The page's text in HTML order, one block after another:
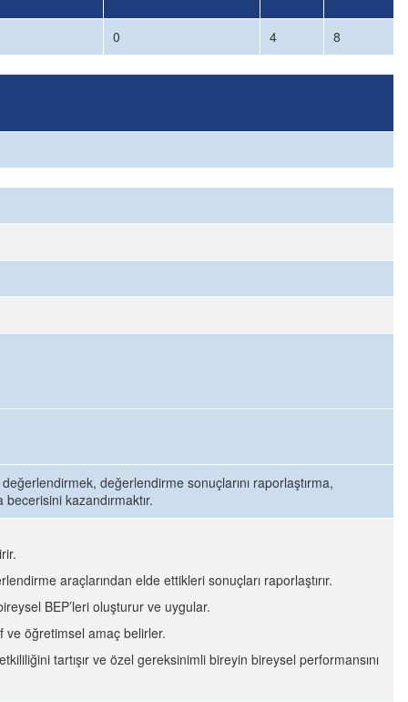
0 4 8
değerlendirme sonuçlarını raporlaştırma,
kazandırmaktır.
araçlarından elde ettikleri sonuçları raporlaştırır.
BEP’leri oluşturur ve uygular.
ve öğretimsel amaç belirler.
tartışır ve özel gereksinimli bireyin bireysel performansını